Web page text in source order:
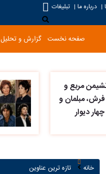
| درباره ما | تبلیغات
صفحه نخست گزارش و تحلیل
مربع و
مبلمان و
دیوار
خانه تازه ترین عناوین